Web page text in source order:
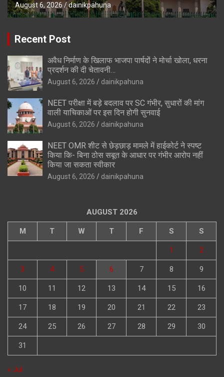
August 6, 2026 dainikpahuna
Recent Post
अवैध निर्माण के खिलाफ भाजपा पार्षदों ने मोर्चा खोला, धरना
प्रदर्शन की दी चेतावनी…
August 6, 2026 dainikpahuna
NEET परीक्षा में बड़े बदलाव पर SC गंभीर, सुधारों की मांग
वाली याचिकाओं पर इस दिन होगी सुनवाई
August 6, 2026 dainikpahuna
NEET OMR शीट से छेड़छाड़ मामले में हाईकोर्ट ने स्पष्ट
किया कि- बिना ठोस सबूत के आधार पर गंभीर आरोप नहीं
किया जा सकता स्वीकार
August 6, 2026 dainikpahuna
AUGUST 2026
M T W T F S S
1 2
3 4 5 6 7 8 9
10 11 12 13 14 15 16
17 18 19 20 21 22 23
24 25 26 27 28 29 30
31
« Jul